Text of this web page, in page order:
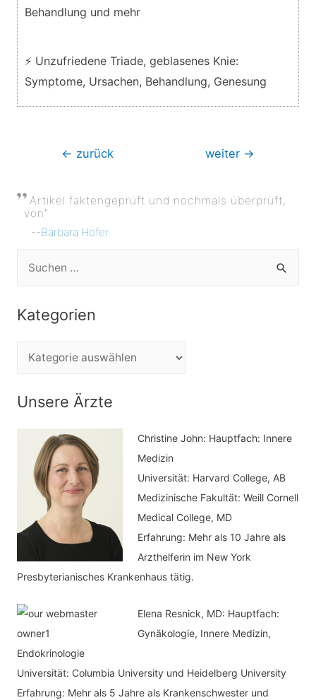
Behandlung und mehr
⚡ Unzufriedene Triade, geblasenes Knie:
Symptome, Ursachen, Behandlung, Genesung
Beitragsnavigation
← zurück weiter →
Artikel faktengeprüft und nochmals überprüft,
von”
--Barbara Hofer
Kategorien
tUnsere Ärzte
Christine John: Hauptfach: Innere
Medizin
Universität: Harvard College, AB
Medizinische Fakultät: Weill Cornell
Medical College, MD
Erfahrung: Mehr als 10 Jahre als
Arzthelferin im New York
Presbyterianisches Krankenhaus tätig.
Elena Resnick, MD: Hauptfach:
Gynäkologie, Innere Medizin,
Endokrinologie
Universität: Columbia University und Heidelberg University
Erfahrung: Mehr als 5 Jahre als Krankenschwester und